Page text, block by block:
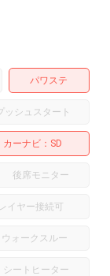
パワステ
ッシュスタート
カーナビ SD
後席モニター
イヤー接続可
ウォークスルー
シートヒーター